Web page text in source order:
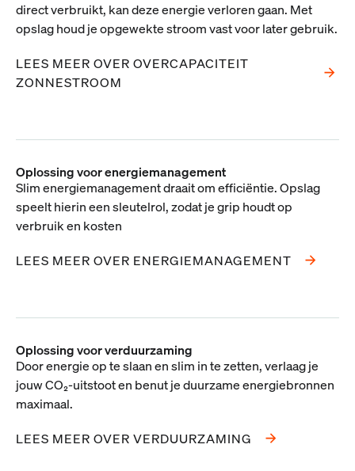
direct verbruikt, kan deze energie verloren gaan. Met
opslag houd je opgewekte stroom vast voor later gebruik.
LEES MEER OVER OVERCAPACITEIT
ZONNESTROOM
Oplossing voor energiemanagement
Slim energiemanagement draait om efficiëntie. Opslag
speelt hierin een sleutelrol, zodat je grip houdt op
verbruik en kosten
LEES MEER OVER ENERGIEMANAGEMENT
Oplossing voor verduurzaming
Door energie op te slaan en slim in te zetten, verlaag je
jouw CO₂-uitstoot en benut je duurzame energiebronnen
maximaal.
LEES MEER OVER VERDUURZAMING